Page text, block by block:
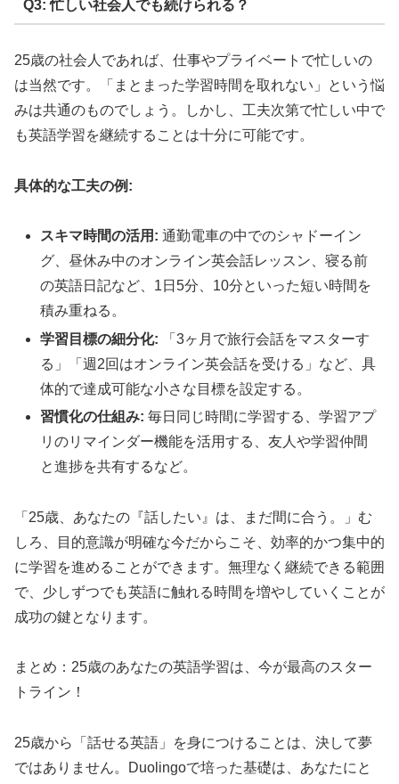
Q3: 忙しい社会人でも続けられる？
25歳の社会人であれば、仕事やプライベートで忙しいの
は当然です。「まとまった学習時間を取れない」という悩
みは共通のものでしょう。しかし、工夫次第で忙しい中で
も英語学習を継続することは十分に可能です。
具体的な工夫の例:
スキマ時間の活用: 通勤電車の中でのシャドーイン
グ、昼休み中のオンライン英会話レッスン、寝る前
の英語日記など、1日5分、10分といった短い時間を
積み重ねる。
学習目標の細分化: 「3ヶ月で旅行会話をマスターす
る」「週2回はオンライン英会話を受ける」など、具
体的で達成可能な小さな目標を設定する。
習慣化の仕組み: 毎日同じ時間に学習する、学習アプ
リのリマインダー機能を活用する、友人や学習仲間
と進捗を共有するなど。
「25歳、あなたの『話したい』は、まだ間に合う。」む
しろ、目的意識が明確な今だからこそ、効率的かつ集中的
に学習を進めることができます。無理なく継続できる範囲
で、少しずつでも英語に触れる時間を増やしていくことが
成功の鍵となります。
まとめ：25歳のあなたの英語学習は、今が最高のスター
トライン！
25歳から「話せる英語」を身につけることは、決して夢
ではありません。Duolingoで培った基礎は、あなたにと